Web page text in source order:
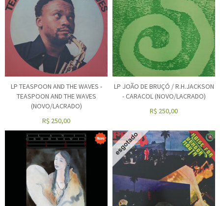
LP TEASPOON AND THE WAVES -
TEASPOON AND THE WAVES
(NOVO/LACRADO)
R$ 250,00
LP JOÃO DE BRUÇÓ / R.H.JACKSON
- CARACOL (NOVO/LACRADO)
R$ 250,00